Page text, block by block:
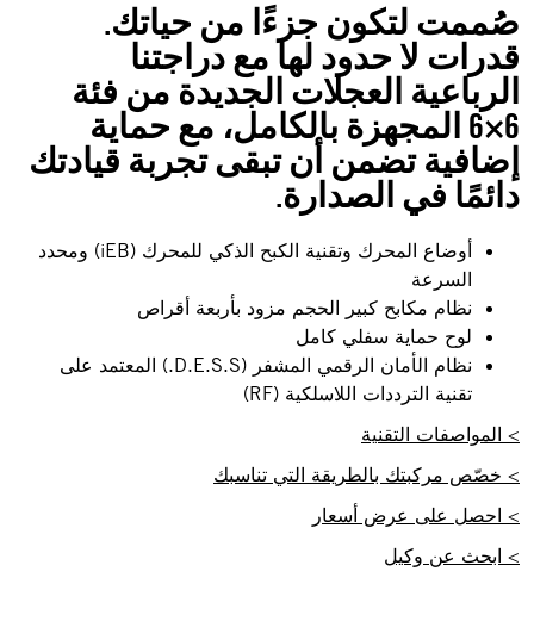
صُممت لتكون جزءًا من حياتك.
قدرات لا حدود لها مع دراجتنا
الرباعية العجلات الجديدة من فئة
6×6 المجهزة بالكامل، مع حماية
إضافية تضمن أن تبقى تجربة قيادتك
دائمًا في الصدارة.
أوضاع المحرك وتقنية الكبح الذكي للمحرك (iEB) ومحدد
السرعة
نظام مكابح كبير الحجم مزود بأربعة أقراص
لوح حماية سفلي كامل
نظام الأمان الرقمي المشفر (D.E.S.S.) المعتمد على
تقنية الترددات اللاسلكية (RF)
> المواصفات التقنية
> خصّص مركبتك بالطريقة التي تناسبك
> احصل على عرض أسعار
> ابحث عن وكيل